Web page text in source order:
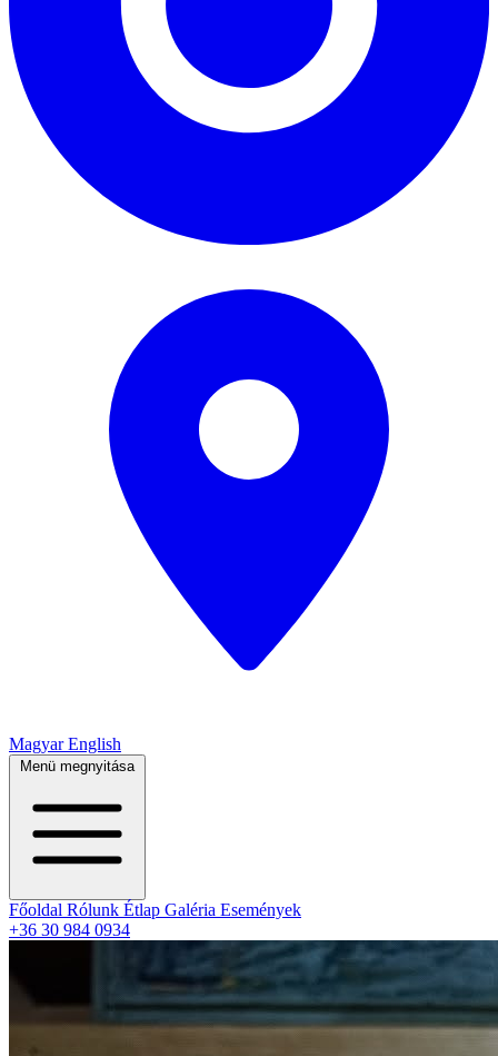
MagyarEnglish
Menü megnyitása
Főoldal Rólunk Étlap Galéria Események
+36 30 984 0934